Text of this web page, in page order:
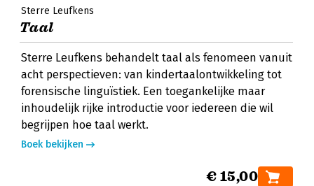
Sterre Leufkens
Taal
Sterre Leufkens behandelt taal als fenomeen vanuit
acht perspectieven: van kindertaalontwikkeling tot
forensische linguïstiek. Een toegankelijke maar
inhoudelijk rijke introductie voor iedereen die wil
begrijpen hoe taal werkt.
Boek bekijken
€ 15,00